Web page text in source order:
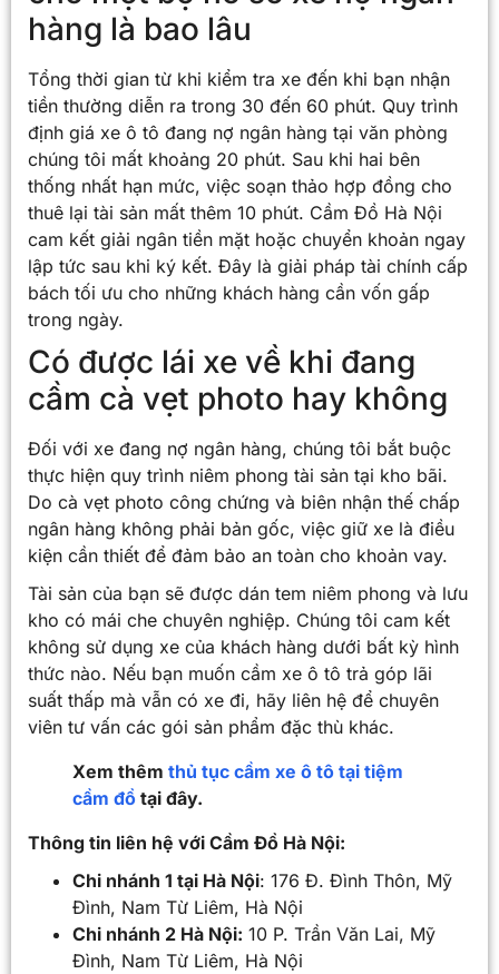
hàng là bao lâu
Tổng thời gian từ khi kiểm tra xe đến khi bạn nhận
tiền thường diễn ra trong 30 đến 60 phút. Quy trình
định giá xe ô tô đang nợ ngân hàng tại văn phòng
chúng tôi mất khoảng 20 phút. Sau khi hai bên
thống nhất hạn mức, việc soạn thảo hợp đồng cho
thuê lại tài sản mất thêm 10 phút. Cầm Đồ Hà Nội
cam kết giải ngân tiền mặt hoặc chuyển khoản ngay
lập tức sau khi ký kết. Đây là giải pháp tài chính cấp
bách tối ưu cho những khách hàng cần vốn gấp
trong ngày.
Có được lái xe về khi đang
cầm cà vẹt photo hay không
Đối với xe đang nợ ngân hàng, chúng tôi bắt buộc
thực hiện quy trình niêm phong tài sản tại kho bãi.
Do cà vẹt photo công chứng và biên nhận thế chấp
ngân hàng không phải bản gốc, việc giữ xe là điều
kiện cần thiết để đảm bảo an toàn cho khoản vay.
Tài sản của bạn sẽ được dán tem niêm phong và lưu
kho có mái che chuyên nghiệp. Chúng tôi cam kết
không sử dụng xe của khách hàng dưới bất kỳ hình
thức nào. Nếu bạn muốn cầm xe ô tô trả góp lãi
suất thấp mà vẫn có xe đi, hãy liên hệ để chuyên
viên tư vấn các gói sản phẩm đặc thù khác.
Xem thêm thủ tục cầm xe ô tô tại tiệm
cầm đồ tại đây.
Thông tin liên hệ với Cầm Đồ Hà Nội:
Chi nhánh 1 tại Hà Nội: 176 Đ. Đình Thôn, Mỹ
Đình, Nam Từ Liêm, Hà Nội
Chi nhánh 2 Hà Nội: 10 P. Trần Văn Lai, Mỹ
Đình, Nam Từ Liêm, Hà Nội